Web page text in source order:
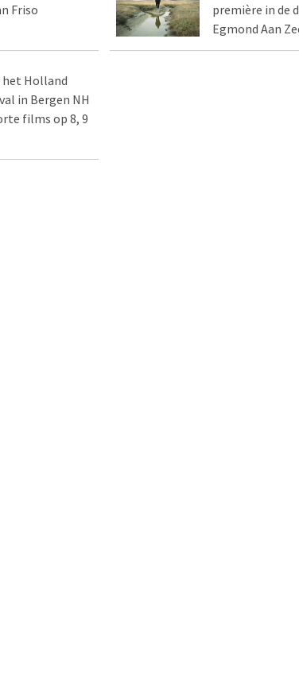
Friso
première in de
Egmond Aan
het Holland
in Bergen NH
films op 8, 9